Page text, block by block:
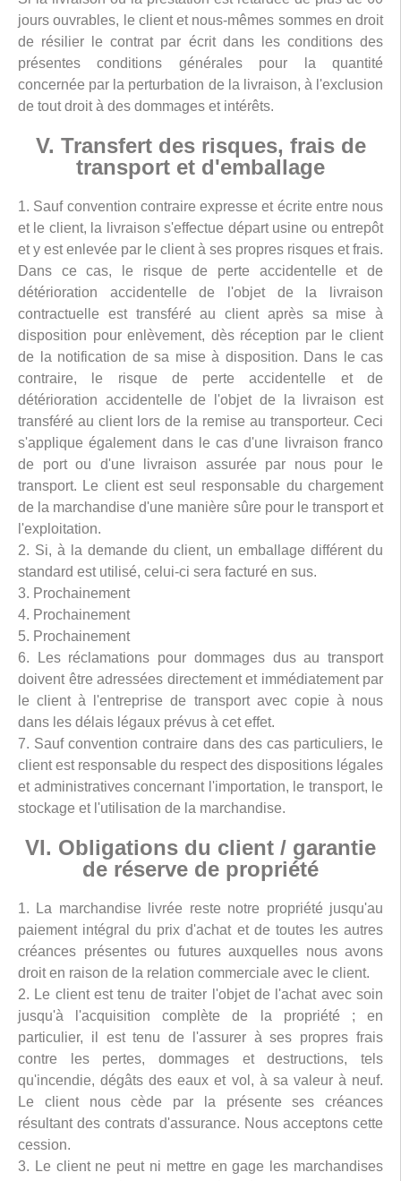
jours ouvrables, le client et nous-mêmes sommes en droit
de résilier le contrat par écrit dans les conditions des
présentes conditions générales pour la quantité
concernée par la perturbation de la livraison, à l'exclusion
de tout droit à des dommages et intérêts.
V. Transfert des risques, frais de
transport et d'emballage
1. Sauf convention contraire expresse et écrite entre nous
et le client, la livraison s'effectue départ usine ou entrepôt
et y est enlevée par le client à ses propres risques et frais.
Dans ce cas, le risque de perte accidentelle et de
détérioration accidentelle de l'objet de la livraison
contractuelle est transféré au client après sa mise à
disposition pour enlèvement, dès réception par le client
de la notification de sa mise à disposition. Dans le cas
contraire, le risque de perte accidentelle et de
détérioration accidentelle de l'objet de la livraison est
transféré au client lors de la remise au transporteur. Ceci
s'applique également dans le cas d'une livraison franco
de port ou d'une livraison assurée par nous pour le
transport. Le client est seul responsable du chargement
de la marchandise d'une manière sûre pour le transport et
l'exploitation.
2. Si, à la demande du client, un emballage différent du
standard est utilisé, celui-ci sera facturé en sus.
3. Prochainement
4. Prochainement
5. Prochainement
6. Les réclamations pour dommages dus au transport
doivent être adressées directement et immédiatement par
le client à l'entreprise de transport avec copie à nous
dans les délais légaux prévus à cet effet.
7. Sauf convention contraire dans des cas particuliers, le
client est responsable du respect des dispositions légales
et administratives concernant l'importation, le transport, le
stockage et l'utilisation de la marchandise.
VI. Obligations du client / garantie
de réserve de propriété
1. La marchandise livrée reste notre propriété jusqu'au
paiement intégral du prix d'achat et de toutes les autres
créances présentes ou futures auxquelles nous avons
droit en raison de la relation commerciale avec le client.
2. Le client est tenu de traiter l'objet de l'achat avec soin
jusqu'à l'acquisition complète de la propriété ; en
particulier, il est tenu de l'assurer à ses propres frais
contre les pertes, dommages et destructions, tels
qu'incendie, dégâts des eaux et vol, à sa valeur à neuf.
Le client nous cède par la présente ses créances
résultant des contrats d'assurance. Nous acceptons cette
cession.
3. Le client ne peut ni mettre en gage les marchandises